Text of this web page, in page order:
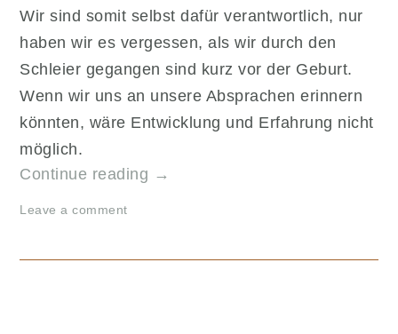
Wir sind somit selbst dafür verantwortlich, nur
haben wir es vergessen, als wir durch den
Schleier gegangen sind kurz vor der Geburt.
Wenn wir uns an unsere Absprachen erinnern
könnten, wäre Entwicklung und Erfahrung nicht
möglich.
Continue reading „Das
Seelenplan“
→
Leave a comment